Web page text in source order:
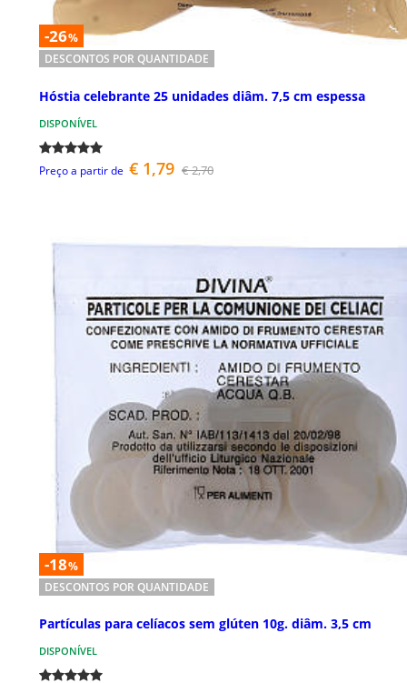
-26%
DESCONTOS POR QUANTIDADE
Hóstia celebrante 25 unidades diâm. 7,5 cm espessa
DISPONÍVEL
Preço a partir de € 1,79 € 2,70
-18%
DESCONTOS POR QUANTIDADE
Partículas para celíacos sem glúten 10g. diâm. 3,5 cm
DISPONÍVEL